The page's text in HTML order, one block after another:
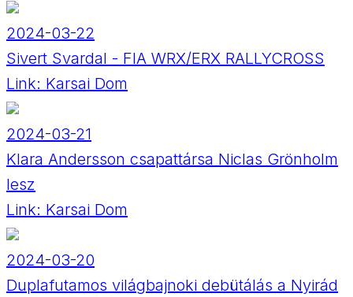
2024-03-22
Sivert Svardal - FIA WRX/ERX RALLYCROSS
Link: Karsai Dom
2024-03-21
Klara Andersson csapattársa Niclas Grönholm
lesz
Link: Karsai Dom
2024-03-20
Duplafutamos világbajnoki debütálás a Nyirád